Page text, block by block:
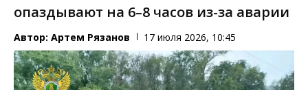
опаздывают на 6–8 часов из-за аварии
Автор: Артем Рязанов 17 июля 2026, 10:45